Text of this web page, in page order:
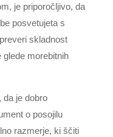
je priporočljivo, da
posvetujeta s
skladnost
glede morebitnih
da je dobro
o posojilu
razmerje, ki ščiti